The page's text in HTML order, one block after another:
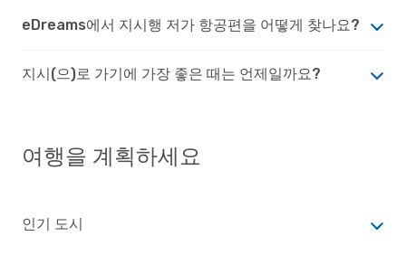
eDreams에서 지시행 저가 항공편을 어떻게 찾나요?
지시(으)로 가기에 가장 좋은 때는 언제일까요?
여행을 계획하세요
인기 도시